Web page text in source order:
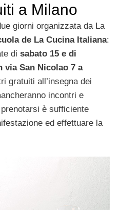
a Milano
giorni organizzata da La
de La Cucina Italiana:
di sabato 15 e di
via San Nicolao 7 a
gratuiti all’insegna dei
incontri e
è sufficiente
ed effettuare la